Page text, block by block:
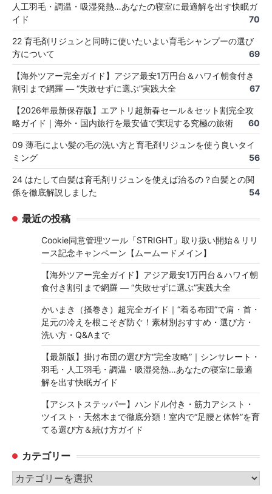
人工羽毛・調温・吸湿発熱…あなたの寝室に最適解を出す快眠ガ
イド
70
22 育毛剤リジュンと同時に使いたいよい育毛シャンプーの選び
方について
69
【海外ツアー完全ガイド】アジア最安1万円台＆ハワイ朝食付き
割引まで網羅 ― “失敗せずに選ぶ”実践大全
67
【2026年最新保存版】エアトリ超新春セール＆セット割完全攻
略ガイド｜海外・国内旅行を最安値で実現する究極の旅術
60
09 薄毛によい髪の毛の洗い方と育毛剤リジュンを使う良いタイ
ミング
56
24 はたして白髪は育毛剤リジュンを使えば治るの？白髪との関
係を徹底解説しました
54
最近の投稿
Cookie同意管理ツール「STRIGHT」取り扱い開始＆リリ
ース記念キャンペーン【ムームードメイン】
【海外ツアー完全ガイド】アジア最安1万円台＆ハワイ朝
食付き割引まで網羅 ― “失敗せずに選ぶ”実践大全
かいまき（掻巻き）超完全ガイド｜“着る布団”で肩・首・
足元の冷えを根こそぎ防ぐ！素材別おすすめ・選び方・
洗い方・Q&Aまで
【最新版】掛け布団の選び方“完全攻略”｜シンサレート・
羽毛・人工羽毛・調温・吸湿発熱…あなたの寝室に最適
解を出す快眠ガイド
【アシストステッパー】ハンドル付き・筋力アシスト・
ツイスト・天然木まで徹底分類！室内で“足腰と体幹”を育
てる選び方＆続け方ガイド
カテゴリー
カ